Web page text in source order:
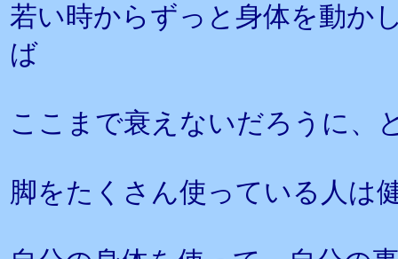
若い時からずっと身体を動か
ば
ここまで衰えないだろうに、
脚をたくさん使っている人は